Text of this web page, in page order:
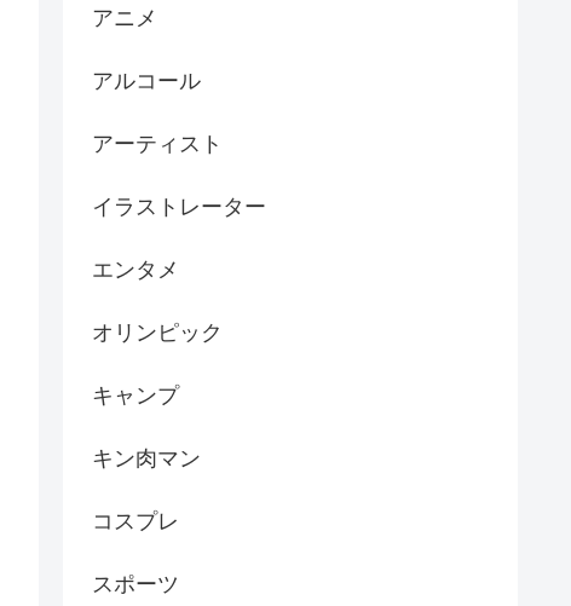
アニメ
アルコール
アーティスト
イラストレーター
エンタメ
オリンピック
キャンプ
キン肉マン
コスプレ
スポーツ